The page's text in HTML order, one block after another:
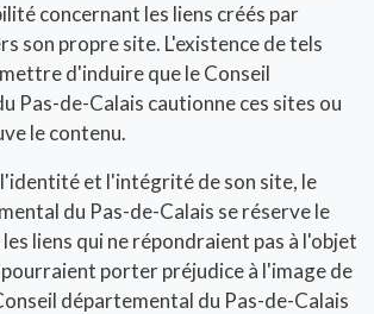
concernant les liens créés par
son propre site. L'existence de tels
d'induire que le Conseil
Pas-de-Calais cautionne ces sites ou
le contenu.
et l'intégrité de son site, le
du Pas-de-Calais se réserve le
liens qui ne répondraient pas à l'objet
porter préjudice à l'image de
départemental du Pas-de-Calais